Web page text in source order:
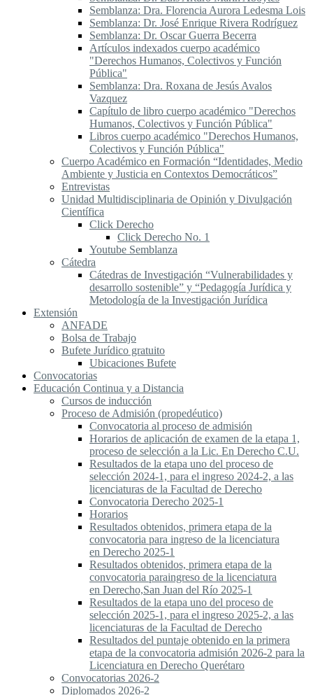
Semblanza: Dra. Florencia Aurora Ledesma Lois
Semblanza: Dr. José Enrique Rivera Rodríguez
Semblanza: Dr. Oscar Guerra Becerra
Artículos indexados cuerpo académico
"Derechos Humanos, Colectivos y Función
Pública"
Semblanza: Dra. Roxana de Jesús Avalos
Vazquez
Capítulo de libro cuerpo académico "Derechos
Humanos, Colectivos y Función Pública"
Libros cuerpo académico "Derechos Humanos,
Colectivos y Función Pública"
Cuerpo Académico en Formación “Identidades, Medio
Ambiente y Justicia en Contextos Democráticos”
Entrevistas
Unidad Multidisciplinaria de Opinión y Divulgación
Científica
Click Derecho
Click Derecho No. 1
Youtube Semblanza
Cátedra
Cátedras de Investigación “Vulnerabilidades y
desarrollo sostenible” y “Pedagogía Jurídica y
Metodología de la Investigación Jurídica
Extensión
ANFADE
Bolsa de Trabajo
Bufete Jurídico gratuito
Ubicaciones Bufete
Convocatorias
Educación Continua y a Distancia
Cursos de inducción
Proceso de Admisión (propedéutico)
Convocatoria al proceso de admisión
Horarios de aplicación de examen de la etapa 1,
proceso de selección a la Lic. En Derecho C.U.
Resultados de la etapa uno del proceso de
selección 2024-1, para el ingreso 2024-2, a las
licenciaturas de la Facultad de Derecho
Convocatoria Derecho 2025-1
Horarios
Resultados obtenidos, primera etapa de la
convocatoria para ingreso de la licenciatura
en Derecho 2025-1
Resultados obtenidos, primera etapa de la
convocatoria paraingreso de la licenciatura
en Derecho,San Juan del Río 2025-1
Resultados de la etapa uno del proceso de
selección 2025-1, para el ingreso 2025-2, a las
licenciaturas de la Facultad de Derecho
Resultados del puntaje obtenido en la primera
etapa de la convocatoria admisión 2026-2 para la
Licenciatura en Derecho Querétaro
Convocatorias 2026-2
Diplomados 2026-2